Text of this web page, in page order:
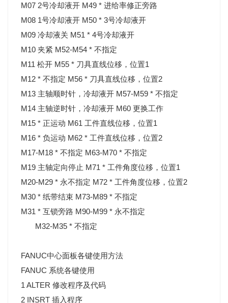
M07 2号冷却液开 M49 * 进给率修正旁路
M08 1号冷却液开 M50 * 3号冷却液开
M09 冷却液关 M51 * 4号冷却液开
M10 夹紧 M52-M54 * 不指定
M11 松开 M55 * 刀具直线位移，位置1
M12 * 不指定 M56 * 刀具直线位移，位置2
M13 主轴顺时针，冷却液开 M57-M59 * 不指定
M14 主轴逆时针，冷却液开 M60 更换工作
M15 * 正运动 M61 工件直线位移，位置1
M16 * 负运动 M62 * 工件直线位移，位置2
M17-M18 * 不指定 M63-M70 * 不指定
M19 主轴定向停止 M71 * 工件角度位移，位置1
M20-M29 * 永不指定 M72 * 工件角度位移，位置2
M30 * 纸带结束 M73-M89 * 不指定
M31 * 互锁旁路 M90-M99 * 永不指定
M32-M35 * 不指定
FANUC中心面板各键使用方法
FANUC 系统各键使用
1 ALTER 修改程序及代码
2 INSRT 插入程序